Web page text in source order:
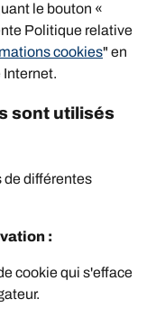
le bouton «
Politique relative
cookies" en
Internet.
sont utilisés
de différentes
:
cookie qui s'efface